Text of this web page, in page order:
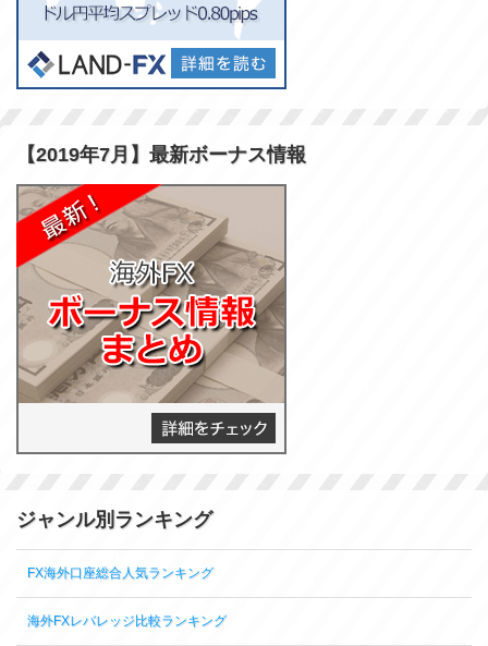
【2019年7月】最新ボーナス情報
ジャンル別ランキング
FX海外口座総合人気ランキング
海外FXレバレッジ比較ランキング